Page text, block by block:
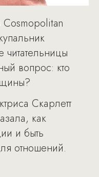
читательницы
вопрос: кто
Скарлетт
как
и быть
отношений.